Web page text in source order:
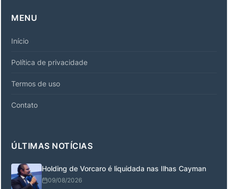
MENU
Início
Política de privacidade
Termos de uso
Contato
ÚLTIMAS NOTÍCIAS
Holding de Vorcaro é liquidada nas Ilhas Cayman
09/08/2026